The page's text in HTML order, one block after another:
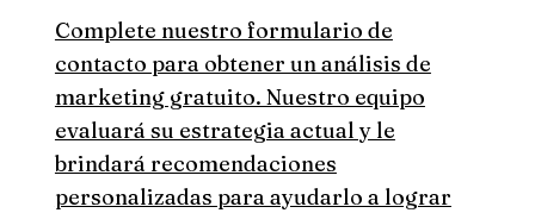
Complete nuestro formulario de
contacto para obtener un análisis de
marketing gratuito. Nuestro equipo
evaluará su estrategia actual y le
brindará recomendaciones
personalizadas para ayudarlo a lograr